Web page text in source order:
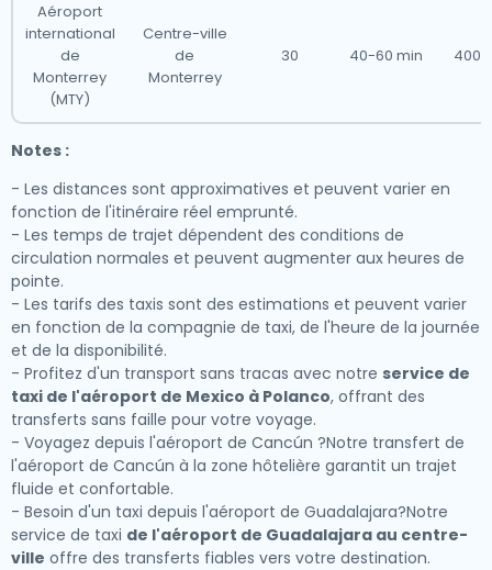
Aéroport
international
de
Monterrey
(MTY)
Centre-ville
de
Monterrey
30 40-60 min 400
Notes :
- Les distances sont approximatives et peuvent varier en
fonction de l'itinéraire réel emprunté.
- Les temps de trajet dépendent des conditions de
circulation normales et peuvent augmenter aux heures de
pointe.
- Les tarifs des taxis sont des estimations et peuvent varier
en fonction de la compagnie de taxi, de l'heure de la journée
et de la disponibilité.
- Profitez d'un transport sans tracas avec notre service de
taxi de l'aéroport de Mexico à Polanco, offrant des
transferts sans faille pour votre voyage.
- Voyagez depuis l'aéroport de Cancún ?Notre transfert de
l'aéroport de Cancún à la zone hôtelière garantit un trajet
fluide et confortable.
- Besoin d'un taxi depuis l'aéroport de Guadalajara?Notre
service de taxi de l'aéroport de Guadalajara au centre-
ville offre des transferts fiables vers votre destination.